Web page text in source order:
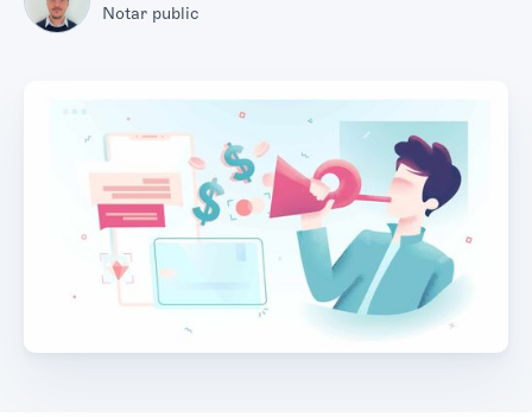
Notar public